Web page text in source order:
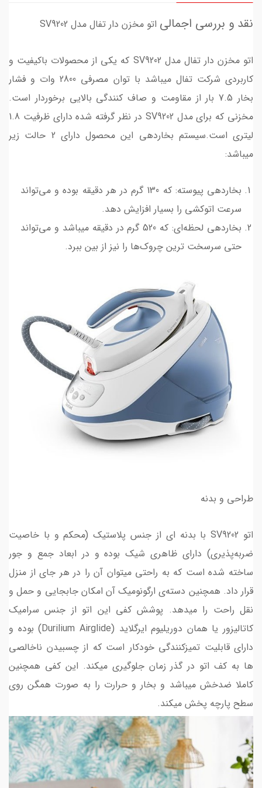
نقد و بررسی اجمالی اتو مخزن دار تفال مدل SV9202
اتو مخزن دار تفال مدل SV9202 که یکی از محصولات باکیفیت و
کاربردی شرکت تفال میباشد با توان مصرفی 2800 وات و فشار
بخار 7.5 بار از مقاومت و صاف کنندگی بالایی برخوردار است.
مخزنی که برای مدل SV9202 در نظر گرفته شده دارای ظرفیت 1.8
لیتری است.سیستم بخاردهی این محصول دارای 2 حالت زیر
میباشد:
بخاردهی پیوسته: که 130 گرم در هر دقیقه بوده و می‌تواند
سرعت اتوکشی را بسیار افزایش دهد.
بخاردهی لحظه‌ای: که 520 گرم در دقیقه میباشد و می‌تواند
حتی سرسخت ترین چروک‌ها را نیز از بین ببرد.
طراحی و بدنه
اتو SV9202 با بدنه ای از جنس پلاستیک (محکم و با خاصیت
ضربه‌پذیری) دارای ظاهری شیک بوده و در ابعاد جمع و جور
ساخته شده است که به راحتی میتوان آن را در هر جای از منزل
قرار داد. همچنین دسته‌ی ارگونومیک آن امکان جابجایی و حمل و
نقل راحت را میدهد. پوشش کفی این اتو از جنس سرامیک
کاتالیزور یا همان دوریلیوم ایرگلاید (Durilium Airglide) بوده و
دارای قابلیت تمیزکنندگی خودکار است که از چسبیدن ناخالصی
ها به کف اتو در گذر زمان جلوگیری میکند. این کفی همچنین
کاملا ضدخش میباشد و بخار و حرارت را به صورت همگن روی
سطح پارچه پخش میکند.